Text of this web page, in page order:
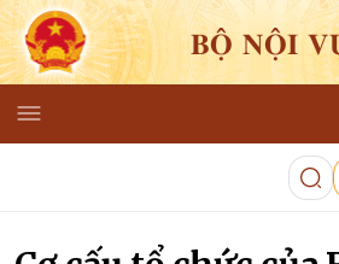
BỘ NỘI